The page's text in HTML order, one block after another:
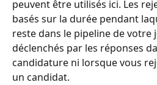
peuvent être utilisés ici. Les
basés sur la durée pendant
reste dans le pipeline de votre
déclenchés par les réponses
candidature ni lorsque vous
un candidat.